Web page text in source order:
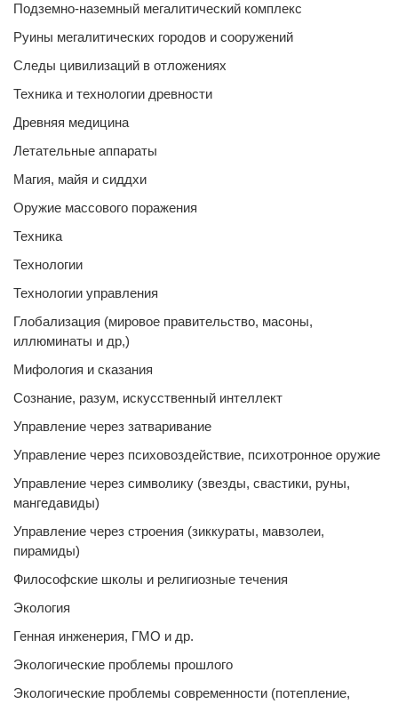
Подземно-наземный мегалитический комплекс
Руины мегалитических городов и сооружений
Следы цивилизаций в отложениях
Техника и технологии древности
Древняя медицина
Летательные аппараты
Магия, майя и сиддхи
Оружие массового поражения
Техника
Технологии
Технологии управления
Глобализация (мировое правительство, масоны,
иллюминаты и др,)
Мифология и сказания
Сознание, разум, искусственный интеллект
Управление через затваривание
Управление через психовоздействие, психотронное оружие
Управление через символику (звезды, свастики, руны,
мангедавиды)
Управление через строения (зиккураты, мавзолеи,
пирамиды)
Философские школы и религиозные течения
Экология
Генная инженерия, ГМО и др.
Экологические проблемы прошлого
Экологические проблемы современности (потепление,